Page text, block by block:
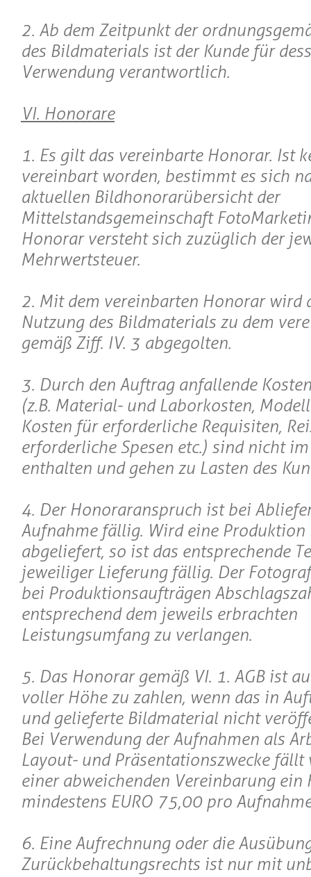
2. Ab dem Zeitpunkt der
des Bildmaterials ist der Kunde für
Verwendung verantwortlich.
VI. Honorare
1. Es gilt das vereinbarte Honorar. Ist
vereinbart worden, bestimmt es sich
aktuellen Bildhonorarübersicht der
Mittelstandsgemeinschaft
Honorar versteht sich zuzüglich der
Mehrwertsteuer.
2. Mit dem vereinbarten Honorar wird
Nutzung des Bildmaterials zu dem
gemäß Ziff. IV. 3 abgegolten.
3. Durch den Auftrag anfallende
(z.B. Material- und Laborkosten,
Kosten für erforderliche Requisiten,
erforderliche Spesen etc.) sind nicht
enthalten und gehen zu Lasten des
4. Der Honoraranspruch ist bei
Aufnahme fällig. Wird eine Produktion
abgeliefert, so ist das entsprechende
jeweiliger Lieferung fällig. Der
bei Produktionsaufträgen
entsprechend dem jeweils erbrachten
Leistungsumfang zu verlangen.
5. Das Honorar gemäß VI. 1. AGB ist
voller Höhe zu zahlen, wenn das in
und gelieferte Bildmaterial nicht
Bei Verwendung der Aufnahmen als
Layout- und Präsentationszwecke
einer abweichenden Vereinbarung ein
mindestens EURO 75,00 pro
6. Eine Aufrechnung oder die
Zurückbehaltungsrechts ist nur mit